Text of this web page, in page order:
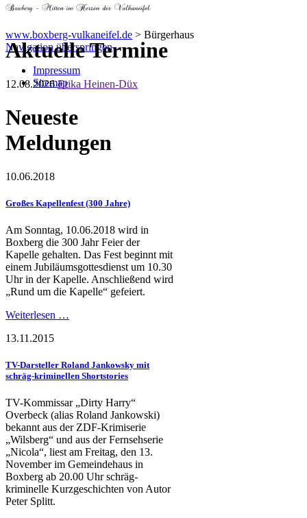
www.boxberg-vulkaneifel.de > Bürgerhaus
Navigation überspringen
Impressum
Sitemap
Aktuelle Termine
12.08.2026 Erika Heinen-Düx
Neueste
Meldungen
10.06.2018
Großes Kapellenfest (300 Jahre)
Am Sonntag, 10.06.2018 wird in
Boxberg die 300 Jahr Feier der
Kapelle gehalten. Das Fest beginnt mit
einem Jubiläumsgottesdienst um 10.30
Uhr in der Kapelle. Anschließend wird
„Rund um die Kapelle“ gefeiert.
Weiterlesen …
13.11.2015
TV-Darsteller Roland Jankowsky mit
schräg-kriminellen Shortstories
TV-Kommissar „Dirty Harry“
Overbeck (alias Roland Jankowski)
bekannt aus der ZDF-Krimiserie
„Wilsberg“ und aus der Fernsehserie
„Nicola“, liest am Freitag, den 13.
November im Gemeindehaus in
Boxberg ab 20.00 Uhr schräg-
kriminelle Kurzgeschichten von Autor
Peter Splitt.